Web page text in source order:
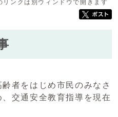
リンクは別ウィンドウで開きます
者をはじめ市民のみなさ
交通安全教育指導を現在